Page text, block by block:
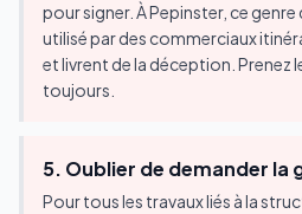
pour signer. À Pepinster, ce
utilisé par des commerciaux
et livrent de la déception. Prenez
toujours.
5. Oublier de demander la
Pour tous les travaux liés à la